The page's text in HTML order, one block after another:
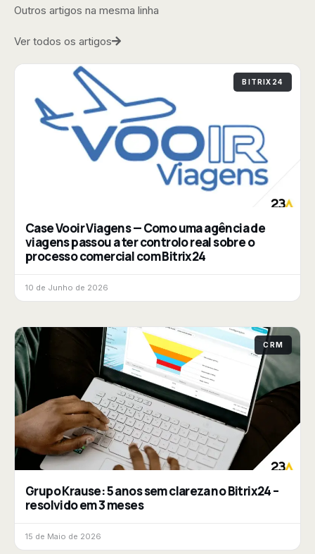
Outros artigos na mesma linha
Ver todos os artigos
BITRIX24
Case Vooir Viagens — Como uma agência de
viagens passou a ter controlo real sobre o
processo comercial com Bitrix24
10 de Junho de 2026
CRM
Grupo Krause: 5 anos sem clareza no Bitrix24 –
resolvido em 3 meses
15 de Maio de 2026